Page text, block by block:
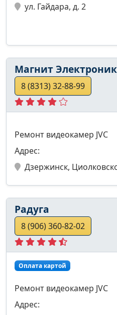
ул. Гайдара, д. 2
Магнит
8 (8313) 32-88-99
Ремонт видеокамер JVC
Адрес:
Дзержинск,
Радуга
8 (906) 360-82-02
Оплата картой
Ремонт видеокамер JVC
Адрес: